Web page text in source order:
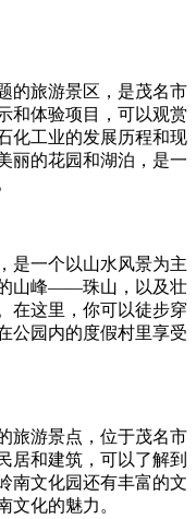
的旅游景区，是茂名市
和体验项目，可以观赏
化工业的发展历程和现
丽的花园和湖泊，是一
是一个以山水风景为主
山峰——珠山，以及壮
在这里，你可以徒步穿
公园内的度假村里享受
旅游景点，位于茂名市
居和建筑，可以了解到
南文化园还有丰富的文
文化的魅力。